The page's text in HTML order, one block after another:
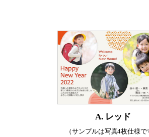
A. レッド
（サンプルは写真4枚仕様で